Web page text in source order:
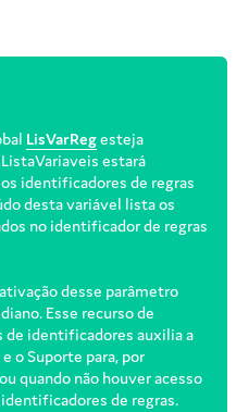
LisVarRegesteja
estará
identificadores de regras
desta variável lista os
no identificador de regras
desse parâmetro
Esse recurso de
de identificadores auxilia a
o Suporte para, por
quando não houver acesso
de regras.